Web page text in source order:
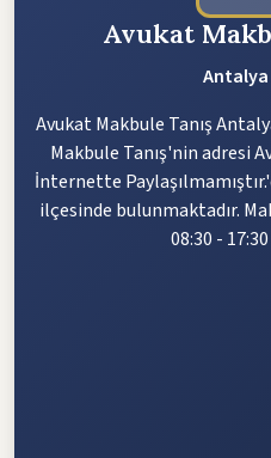
Avukat
Avukat Makbule Tanış
Makbule Tanış'nin adresi
İnternette
ilçesinde bulunmaktadır.
08:30 -